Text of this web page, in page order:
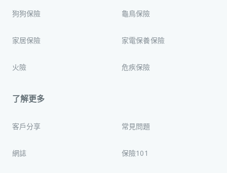
狗狗保險 龜鳥保險
家居保險 家電保養保險
火險 危疾保險
了解更多
客戶分享 常見問題
網誌 保險101